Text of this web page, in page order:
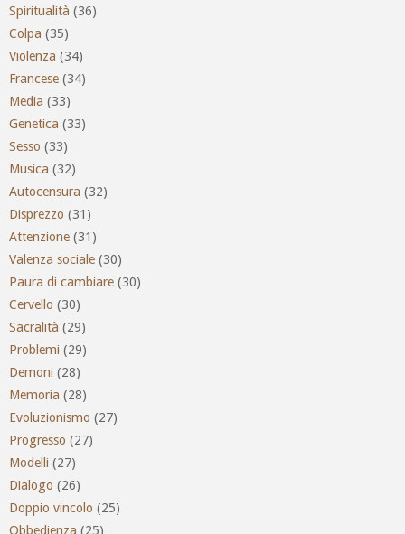
Spiritualità (36)
Colpa (35)
Violenza (34)
Francese (34)
Media (33)
Genetica (33)
Sesso (33)
Musica (32)
Autocensura (32)
Disprezzo (31)
Attenzione (31)
Valenza sociale (30)
Paura di cambiare (30)
Cervello (30)
Sacralità (29)
Problemi (29)
Demoni (28)
Memoria (28)
Evoluzionismo (27)
Progresso (27)
Modelli (27)
Dialogo (26)
Doppio vincolo (25)
Obbedienza (25)